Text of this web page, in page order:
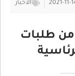
2021-11- الأخبار
طلبات